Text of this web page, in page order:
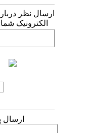
ارسال نظر
الکترونیک شما:
ارسال